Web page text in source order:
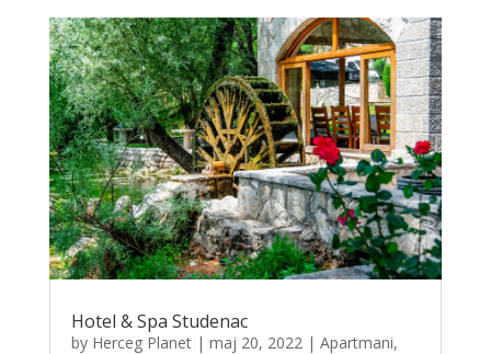
Hotel & Spa Studenac
by Herceg Planet| maj 20, 2022| Apartmani,